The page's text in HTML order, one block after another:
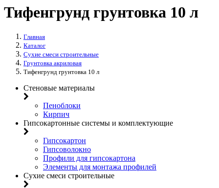
Тифенгрунд грунтовка 10 л
Главная
Каталог
Сухие смеси строительные
Грунтовка акриловая
Тифенгрунд грунтовка 10 л
Стеновые материалы
Пеноблоки
Кирпич
Гипсокартонные системы и комплектующие
Гипсокартон
Гипсоволокно
Профили для гипсокартона
Элементы для монтажа профилей
Сухие смеси строительные